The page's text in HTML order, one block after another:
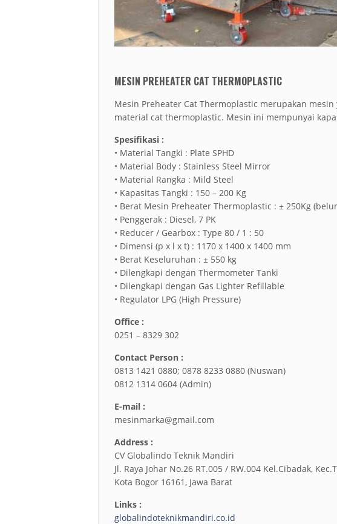
MESIN PREHEATER CAT THERMOPLASTIC
Mesin Preheater Cat Thermoplastic merupakan
material cat thermoplastic. Mesin ini mempunyai
Spesifikasi :
• Material Tangki : Plate SPHD
• Material Body : Stainless Steel Mirror
• Material Rangka : Mild Steel
• Kapasitas Tangki : 150 – 200 Kg
• Berat Mesin Preheater Thermoplastic : ± 250Kg
• Penggerak : Diesel, 7 PK
• Reducer / Gearbox : Type 80 / 1 : 50
• Dimensi (p x l x t) : 1170 x 1400 x 1400 mm
• Berat Keseluruhan : ± 550 kg
• Dilengkapi dengan Thermometer Tanki
• Dilengkapi dengan Gas Lighter Refillable
• Regulator LPG (High Pressure)
Office :
0251 – 8329 302
Contact Person :
0813 1421 0880; 0878 8233 0880 (Nuswan)
0812 1314 0604 (Admin)
E-mail :
mesinmarka@gmail.com
Address :
CV Globalindo Teknik Mandiri
Jl. Raya Johar No.26 RT.005 / RW.004 Kel.Cibadak,
Kota Bogor 16161, Jawa Barat
Links :
globalindoteknikmandiri.co.id